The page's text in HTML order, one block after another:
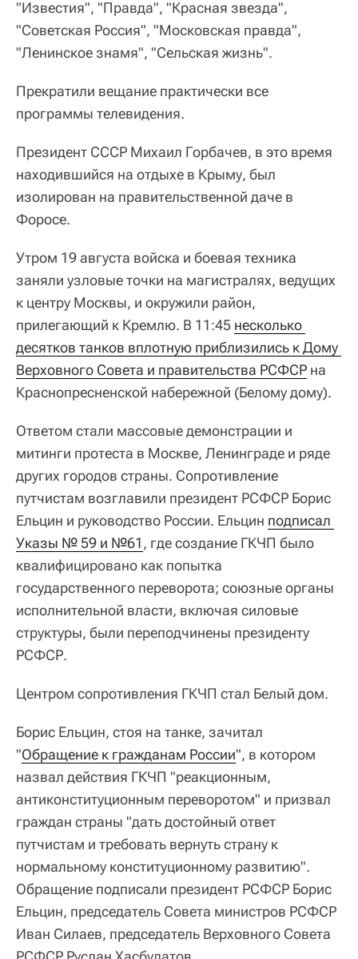
"Известия", "Правда", "Красная звезда",
"Советская Россия", "Московская правда",
"Ленинское знамя", "Сельская жизнь".
Прекратили вещание практически все
программы телевидения.
Президент СССР Михаил Горбачев, в это время
находившийся на отдыхе в Крыму, был
изолирован на правительственной даче в
Форосе.
Утром 19 августа войска и боевая техника
заняли узловые точки на магистралях, ведущих
к центру Москвы, и окружили район,
прилегающий к Кремлю. В 11:45 несколько
десятков танков вплотную приблизились к Дому
Верховного Совета и правительства РСФСР на
Краснопресненской набережной (Белому дому).
Ответом стали массовые демонстрации и
митинги протеста в Москве, Ленинграде и ряде
других городов страны. Сопротивление
путчистам возглавили президент РСФСР Борис
Ельцин и руководство России. Ельцин подписал
Указы № 59 и №61, где создание ГКЧП было
квалифицировано как попытка
государственного переворота; союзные органы
исполнительной власти, включая силовые
структуры, были переподчинены президенту
РСФСР.
Центром сопротивления ГКЧП стал Белый дом.
Борис Ельцин, стоя на танке, зачитал
"Обращение к гражданам России", в котором
назвал действия ГКЧП "реакционным,
антиконституционным переворотом" и призвал
граждан страны "дать достойный ответ
путчистам и требовать вернуть страну к
нормальному конституционному развитию".
Обращение подписали президент РСФСР Борис
Ельцин, председатель Совета министров РСФСР
Иван Силаев, председатель Верховного Совета